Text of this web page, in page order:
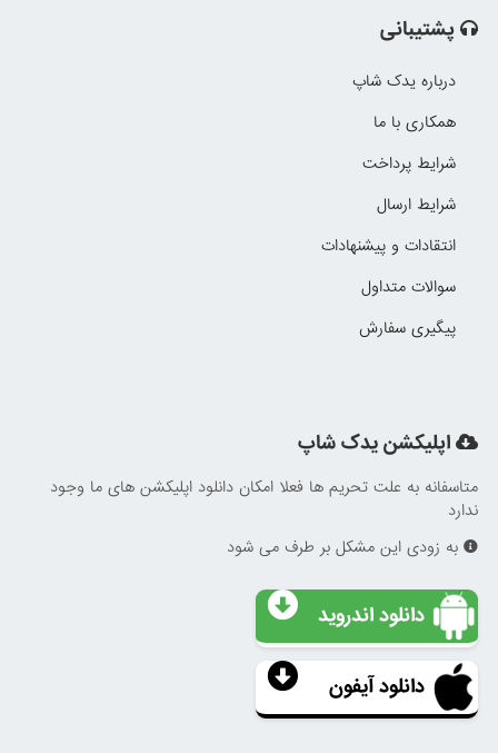
پشتیبانی
درباره یدک شاپ
همکاری با ما
شرایط پرداخت
شرایط ارسال
انتقادات و پیشنهادات
سوالات متداول
پیگیری سفارش
اپلیکشن یدک شاپ
متاسفانه به علت تحریم ها فعلا امکان دانلود اپلیکشن های ما وجود
ندارد
به زودی این مشکل بر طرف می شود
دانلود اندروید
دانلود آیفون